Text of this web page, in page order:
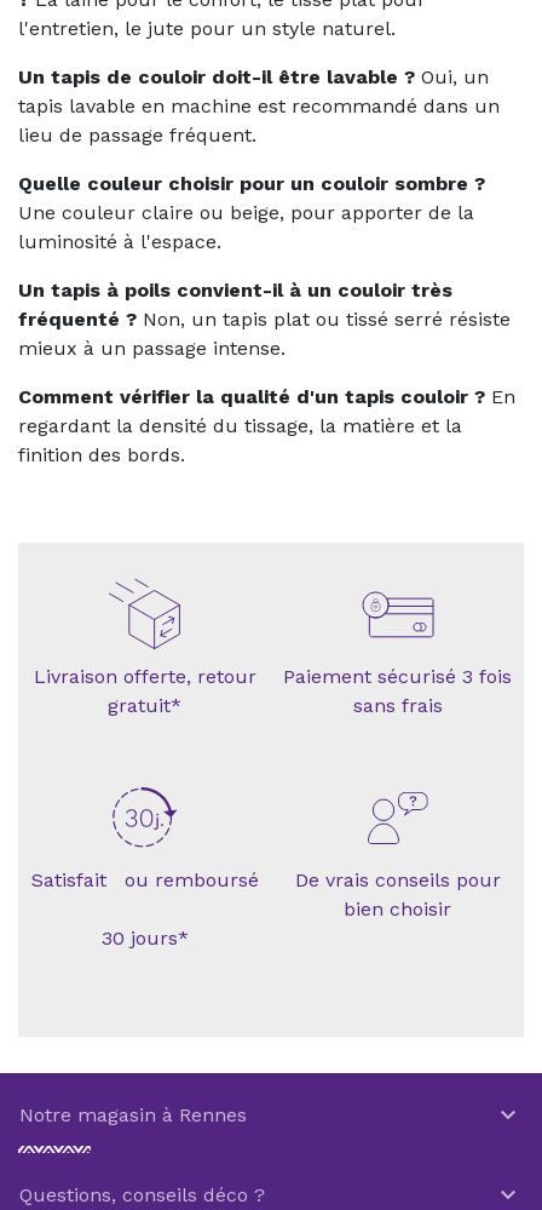
l'entretien, le jute pour un style naturel.
Un tapis de couloir doit-il être lavable ? Oui, un
tapis lavable en machine est recommandé dans un
lieu de passage fréquent.
Quelle couleur choisir pour un couloir sombre ?
Une couleur claire ou beige, pour apporter de la
luminosité à l'espace.
Un tapis à poils convient-il à un couloir très
fréquenté ? Non, un tapis plat ou tissé serré résiste
mieux à un passage intense.
Comment vérifier la qualité d'un tapis couloir ? En
regardant la densité du tissage, la matière et la
finition des bords.
Livraison offerte, retour
gratuit*
Paiement sécurisé 3 fois
sans frais
Satisfait ou remboursé
30 jours*
De vrais conseils pour
bien choisir
Notre magasin à Rennes 
Questions, conseils déco ? 